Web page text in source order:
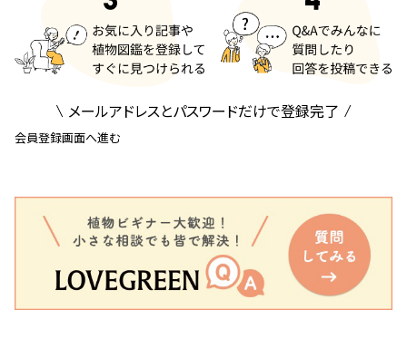
メールアドレスとパスワードだけで登録完了
会員登録画面へ進む